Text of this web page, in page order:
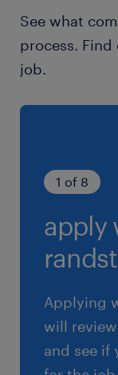
給与
年収280 ～
賞与
期間の定めなし
See what
process.
job.
1 of 8
apply
Applying
will
and see if